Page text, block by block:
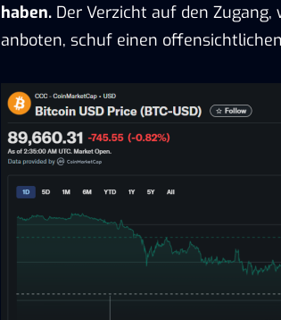
haben. Der Verzicht auf den
anboten, schuf einen